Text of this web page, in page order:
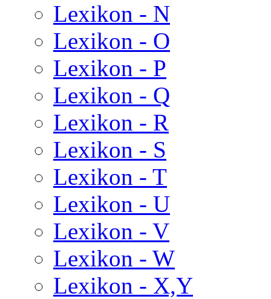
Lexikon - N
Lexikon - O
Lexikon - P
Lexikon - Q
Lexikon - R
Lexikon - S
Lexikon - T
Lexikon - U
Lexikon - V
Lexikon - W
Lexikon - X,Y